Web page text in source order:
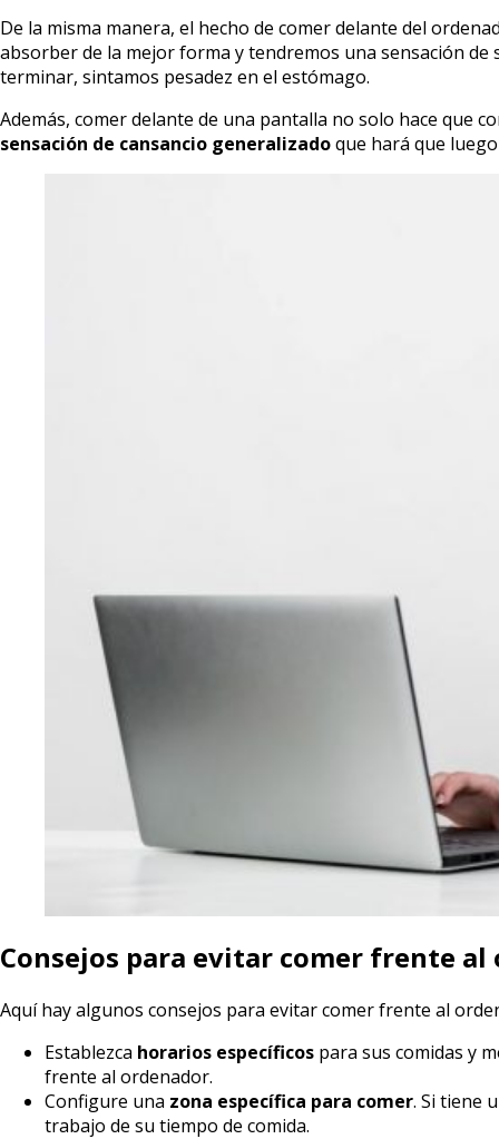
De la misma manera, el hecho de comer delante del
absorber de la mejor forma y tendremos una sensación de
terminar, sintamos pesadez en el estómago.
Además, comer delante de una pantalla no solo hace que
sensación de cansancio generalizadoque hará que
Consejos para evitar comer frente al
Aquí hay algunos consejos para evitar comer frente al
Establezca horarios específicos para sus comidas y
frente al ordenador.
Configure una zona específica para comer. Si tiene
trabajo de su tiempo de comida.